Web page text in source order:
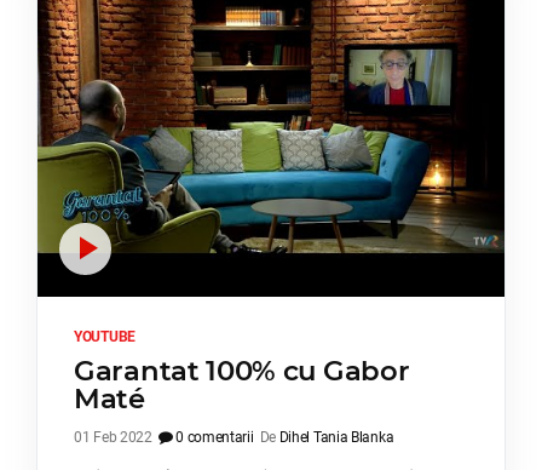
YOUTUBE
Garantat 100% cu Gabor
Maté
01 Feb 2022 0 comentarii De Dihel Tania Blanka